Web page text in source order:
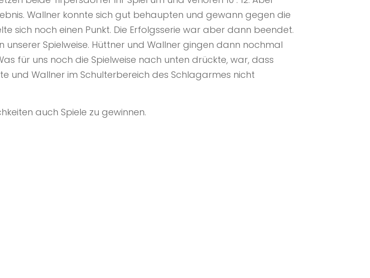
Wallner konnte sich gut behaupten und gewann gegen die
sich noch einen Punkt. Die Erfolgsserie war aber dann beendet.
Spielweise. Hüttner und Wallner gingen dann nochmal
für uns noch die Spielweise nach unten drückte, war, dass
und Wallner im Schulterbereich des Schlagarmes nicht
auch Spiele zu gewinnen.